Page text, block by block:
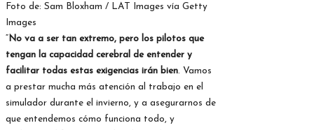
Foto de: Sam Bloxham / LAT Images vía Getty
Images
No va a ser tan extremo, pero los pilotos que
tengan la capacidad cerebral de entender y
facilitar todas estas exigencias irán bien. Vamos
a prestar mucha más atención al trabajo en el
simulador durante el invierno, y a asegurarnos de
que entendemos cómo funciona todo, y